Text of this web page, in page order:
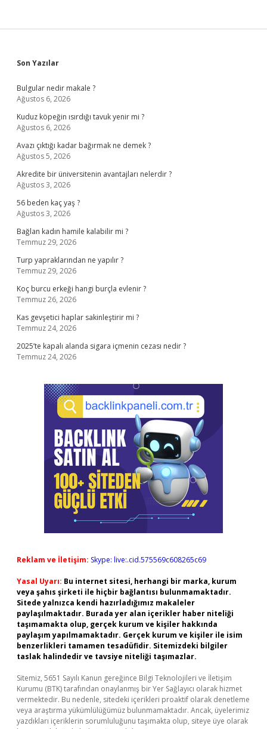
Sidebar
Son Yazılar
Bulgular nedir makale ?
Ağustos 6, 2026
Kuduz köpeğin ısırdığı tavuk yenir mi ?
Ağustos 6, 2026
Avazı çıktığı kadar bağırmak ne demek ?
Ağustos 5, 2026
Akredite bir üniversitenin avantajları nelerdir ?
Ağustos 3, 2026
56 beden kaç yaş ?
Ağustos 3, 2026
Bağlan kadın hamile kalabilir mi ?
Temmuz 29, 2026
Turp yapraklarından ne yapılır ?
Temmuz 29, 2026
Koç burcu erkeği hangi burçla evlenir ?
Temmuz 26, 2026
Kas gevşetici haplar sakinleştirir mi ?
Temmuz 24, 2026
2025’te kapalı alanda sigara içmenin cezası nedir ?
Temmuz 24, 2026
Reklam ve İletişim: Skype: live:.cid.575569c608265c69
Yasal Uyarı: Bu internet sitesi, herhangi bir marka, kurum
veya şahıs şirketi ile hiçbir bağlantısı bulunmamaktadır.
Sitede yalnızca kendi hazırladığımız makaleler
paylaşılmaktadır. Burada yer alan içerikler haber niteliği
taşımamakta olup, gerçek kurum ve kişiler hakkında
paylaşım yapılmamaktadır. Gerçek kurum ve kişiler ile isim
benzerlikleri tamamen tesadüfidir. Sitemizdeki bilgiler
taslak halindedir ve tavsiye niteliği taşımazlar.
Sitemiz, 5651 Sayılı Kanun gereğince Bilgi Teknolojileri ve İletişim
Kurumu (BTK) tarafından onaylanmış bir Yer Sağlayıcı olarak hizmet
vermektedir. Bu nedenle, sitedeki içerikleri proaktif olarak denetleme
veya araştırma yükümlülüğümüz bulunmamaktadır. Ancak, üyelerimiz
yazdıkları içeriklerin sorumluluğunu taşımakta olup, siteye üye olarak